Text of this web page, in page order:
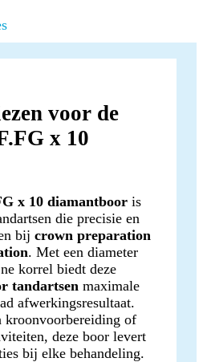
voor de
x 10
x 10 diamantboor is
die precisie en
bij crown preparation
. Met een diameter
korrel biedt deze
tandartsen maximale
afwerkingsresultaat.
kroonvoorbereiding of
deze boor levert
bij elke behandeling.